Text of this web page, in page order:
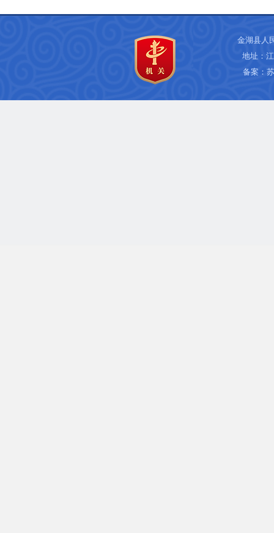
金湖县人
地址：
备案：